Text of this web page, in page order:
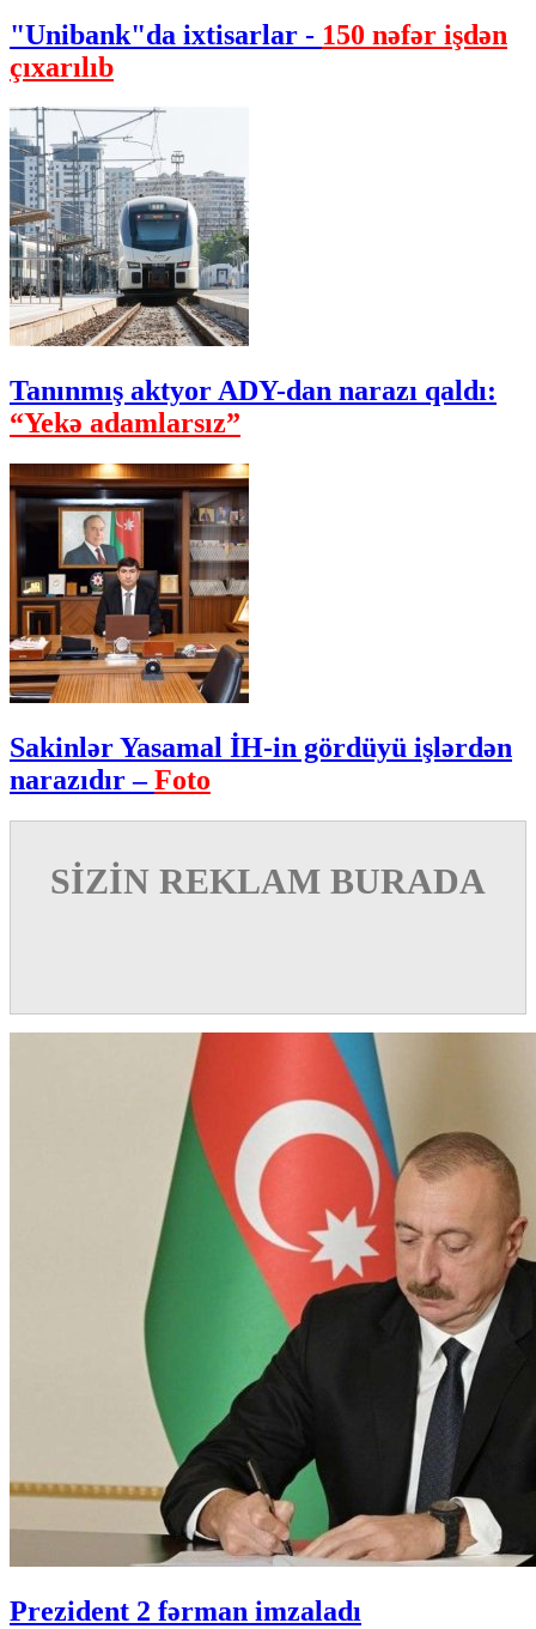
"Unibank"da ixtisarlar - 150 nəfər işdən
çıxarılıb
Tanınmış aktyor ADY-dan narazı qaldı:
“Yekə adamlarsız”
Sakinlər Yasamal İH-in gördüyü işlərdən
narazıdır –Foto
SİZİN REKLAM BURADA
Prezident 2 fərman imzaladı